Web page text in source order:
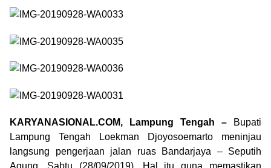
KARYANASIONAL.COM, Lampung Tengah – Bupati
Lampung Tengah Loekman Djoyosoemarto meninjau
langsung pengerjaan jalan ruas Bandarjaya – Seputih
Agung, Sabtu (28/09/2019). Hal itu guna memastikan